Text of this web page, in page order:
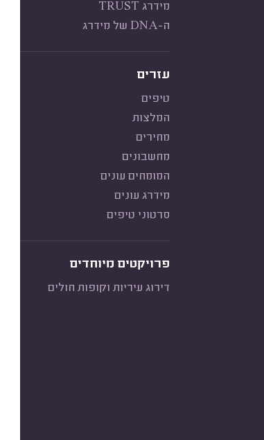
מידרג TRUST
ה-DNA של מידרג
עזרים
טיפים
המלצות
מחירים
מחשבונים
המומחים עונים
מידרג עונים
סרטוני טיפים
פרויקטים מיוחדים
דירוג עיריות וקופות חולים